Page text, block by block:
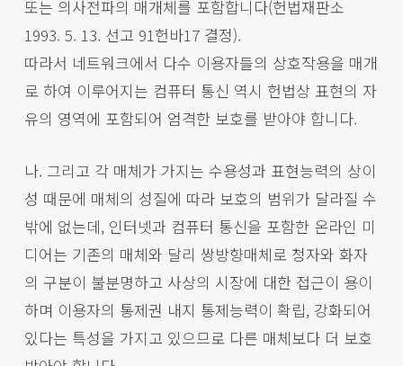
또는 의사전파의 매개체를 포함합니다(헌법재판소
1993. 5. 13. 선고 91헌바17 결정).
따라서 네트워크에서 다수 이용자들의 상호작용을 매개
로 하여 이루어지는 컴퓨터 통신 역시 헌법상 표현의 자
유의 영역에 포함되어 엄격한 보호를 받아야 합니다.
나. 그리고 각 매체가 가지는 수용성과 표현능력의 상이
성 때문에 매체의 성질에 따라 보호의 범위가 달라질 수
밖에 없는데, 인터넷과 컴퓨터 통신을 포함한 온라인 미
디어는 기존의 매체와 달리 쌍방향매체로 청자와 화자
의 구분이 불분명하고 사상의 시장에 대한 접근이 용이
하며 이용자의 통제권 내지 통제능력이 확립, 강화되어
있다는 특성을 가지고 있으므로 다른 매체보다 더 보호